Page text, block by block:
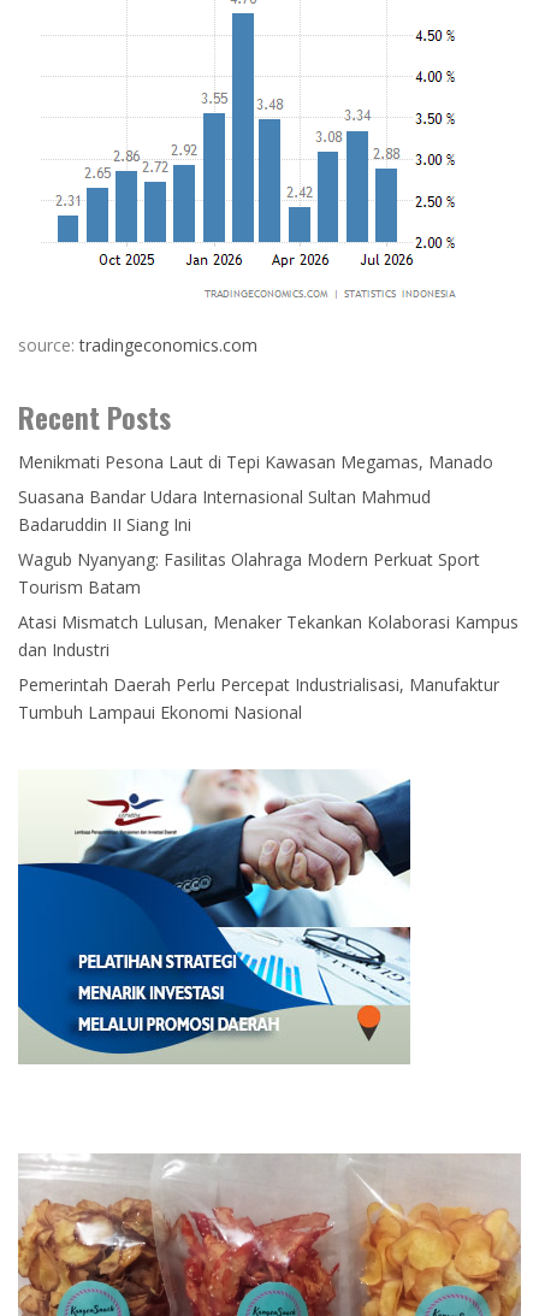
source:tradingeconomics.com
Recent Posts
Menikmati Pesona Laut di Tepi Kawasan Megamas, Manado
Suasana Bandar Udara Internasional Sultan Mahmud
Badaruddin II Siang Ini
Wagub Nyanyang: Fasilitas Olahraga Modern Perkuat Sport
Tourism Batam
Atasi Mismatch Lulusan, Menaker Tekankan Kolaborasi Kampus
dan Industri
Pemerintah Daerah Perlu Percepat Industrialisasi, Manufaktur
Tumbuh Lampaui Ekonomi Nasional